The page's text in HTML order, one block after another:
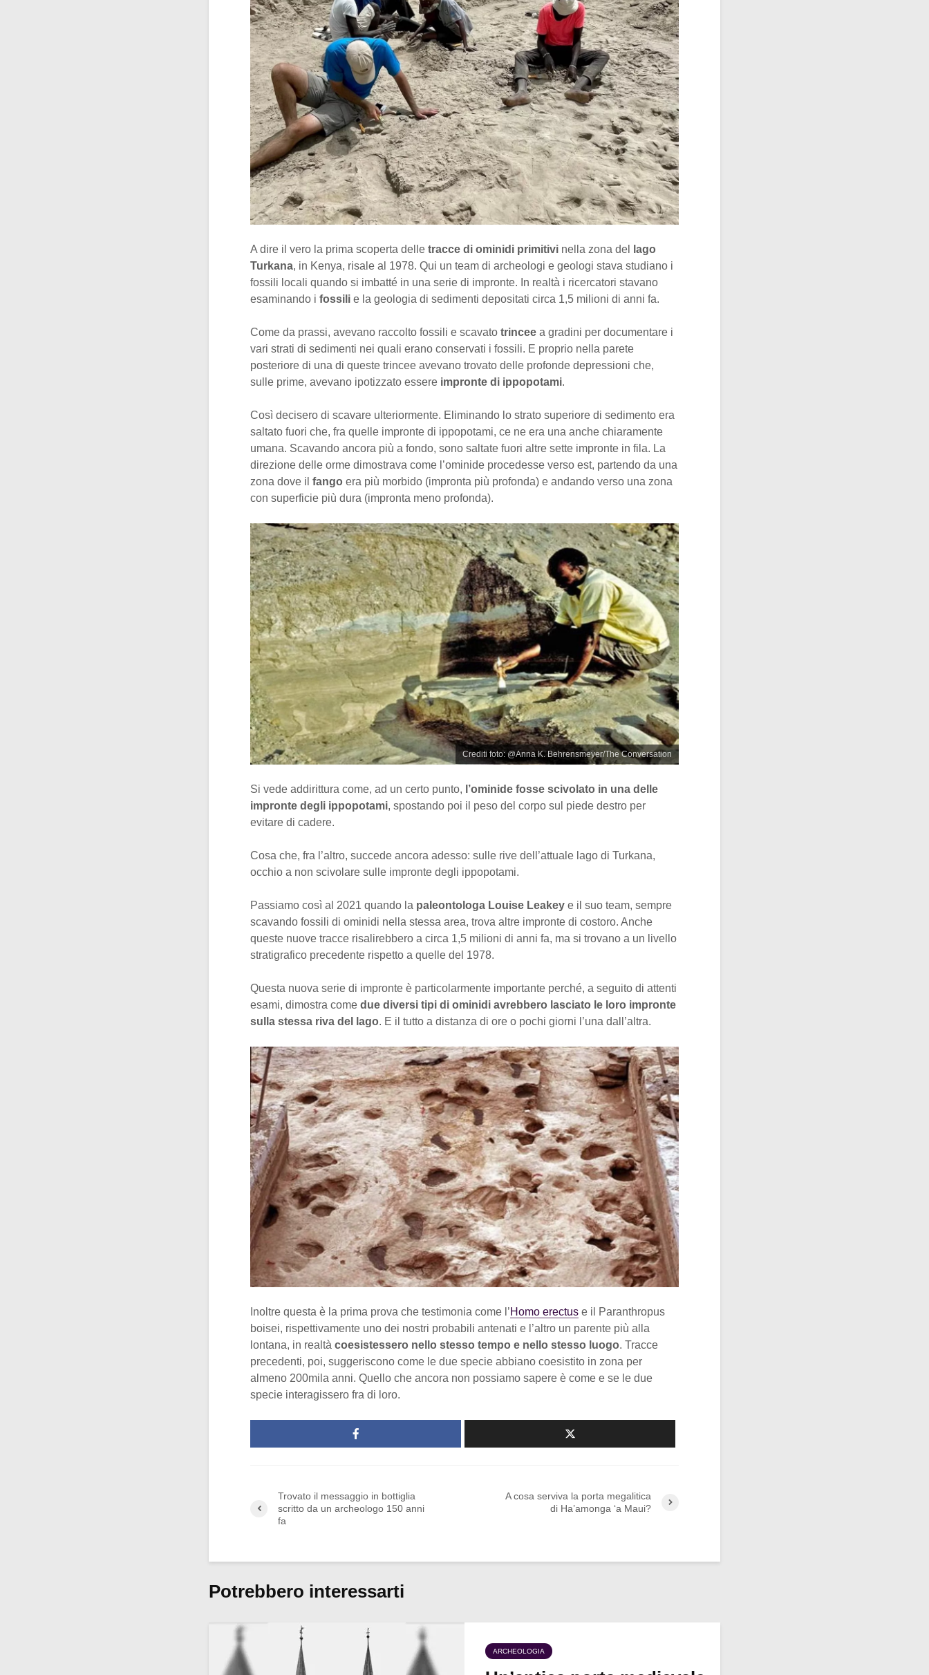
A dire il vero la prima scoperta delle tracce di ominidi primitivi nella zona del
lago
Turkana, in Kenya, risale al 1978. Qui un team di archeologi e geologi stava studiano i
fossili locali quando si imbatté in una serie di impronte. In realtà i ricercatori stavano
esaminando i fossili e la geologia di sedimenti depositati circa 1,5 milioni di anni fa.
Come da prassi, avevano raccolto fossili e scavato trincee a gradini per documentare i
vari strati di sedimenti nei quali erano conservati i fossili. E proprio nella parete
posteriore di una di queste trincee avevano trovato delle profonde depressioni che,
sulle prime, avevano ipotizzato essere impronte di ippopotami.
Così decisero di scavare ulteriormente. Eliminando lo strato superiore di sedimento era
saltato fuori che, fra quelle impronte di ippopotami, ce ne era una anche chiaramente
umana. Scavando ancora più a fondo, sono saltate fuori altre sette impronte in fila. La
direzione delle orme dimostrava come l’ominide procedesse verso est, partendo da una
zona dove il fango era più morbido (impronta più profonda) e andando verso una zona
con superficie più dura (impronta meno profonda).
Crediti foto: @Anna K. Behrensmeyer/The Conversation
Si vede addirittura come, ad un certo punto, l’ominide fosse scivolato in una delle
impronte degli ippopotami, spostando poi il peso del corpo sul piede destro per
evitare di cadere.
Cosa che, fra l’altro, succede ancora adesso: sulle rive dell’attuale lago di Turkana,
occhio a non scivolare sulle impronte degli ippopotami.
Passiamo così al 2021 quando la paleontologa Louise Leakey e il suo team, sempre
scavando fossili di ominidi nella stessa area, trova altre impronte di costoro. Anche
queste nuove tracce risalirebbero a circa 1,5 milioni di anni fa, ma si trovano a un livello
stratigrafico precedente rispetto a quelle del 1978.
Questa nuova serie di impronte è particolarmente importante perché, a seguito di attenti
esami, dimostra come due diversi tipi di ominidi avrebbero lasciato le loro impronte
sulla stessa riva del lago. E il tutto a distanza di ore o pochi giorni l’una dall’altra.
Inoltre questa è la prima prova che testimonia come l’Homo erectus e il Paranthropus
boisei, rispettivamente uno dei nostri probabili antenati e l’altro un parente più alla
lontana, in realtà coesistessero nello stesso tempo e nello stesso luogo. Tracce
precedenti, poi, suggeriscono come le due specie abbiano coesistito in zona per
almeno 200mila anni. Quello che ancora non possiamo sapere è come e se le due
specie interagissero fra di loro.
Trovato il messaggio in bottiglia
scritto da un archeologo 150 anni
fa
A cosa serviva la porta megalitica
di Ha’amonga ‘a Maui?
Potrebbero interessarti
ARCHEOLOGIA